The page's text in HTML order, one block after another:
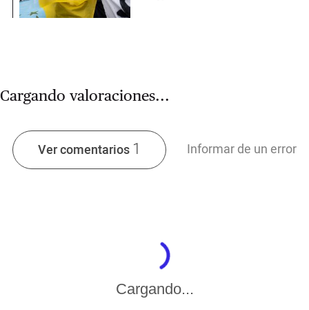
Cargando valoraciones...
Ver comentarios 1 Informar de un error
Cargando...